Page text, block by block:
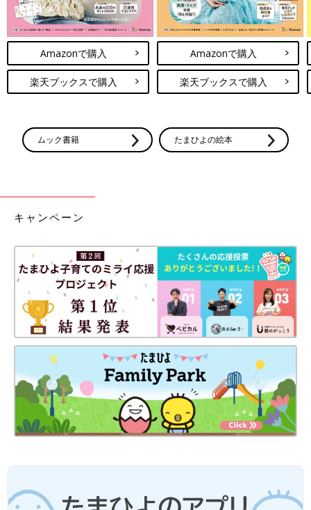
Amazonで購入
楽天ブックスで購入
Amazonで購入
楽天ブックスで購入
ムック書籍 たまひよの絵本
キャンペーン